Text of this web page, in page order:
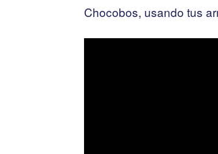
Chocobos, usando tus